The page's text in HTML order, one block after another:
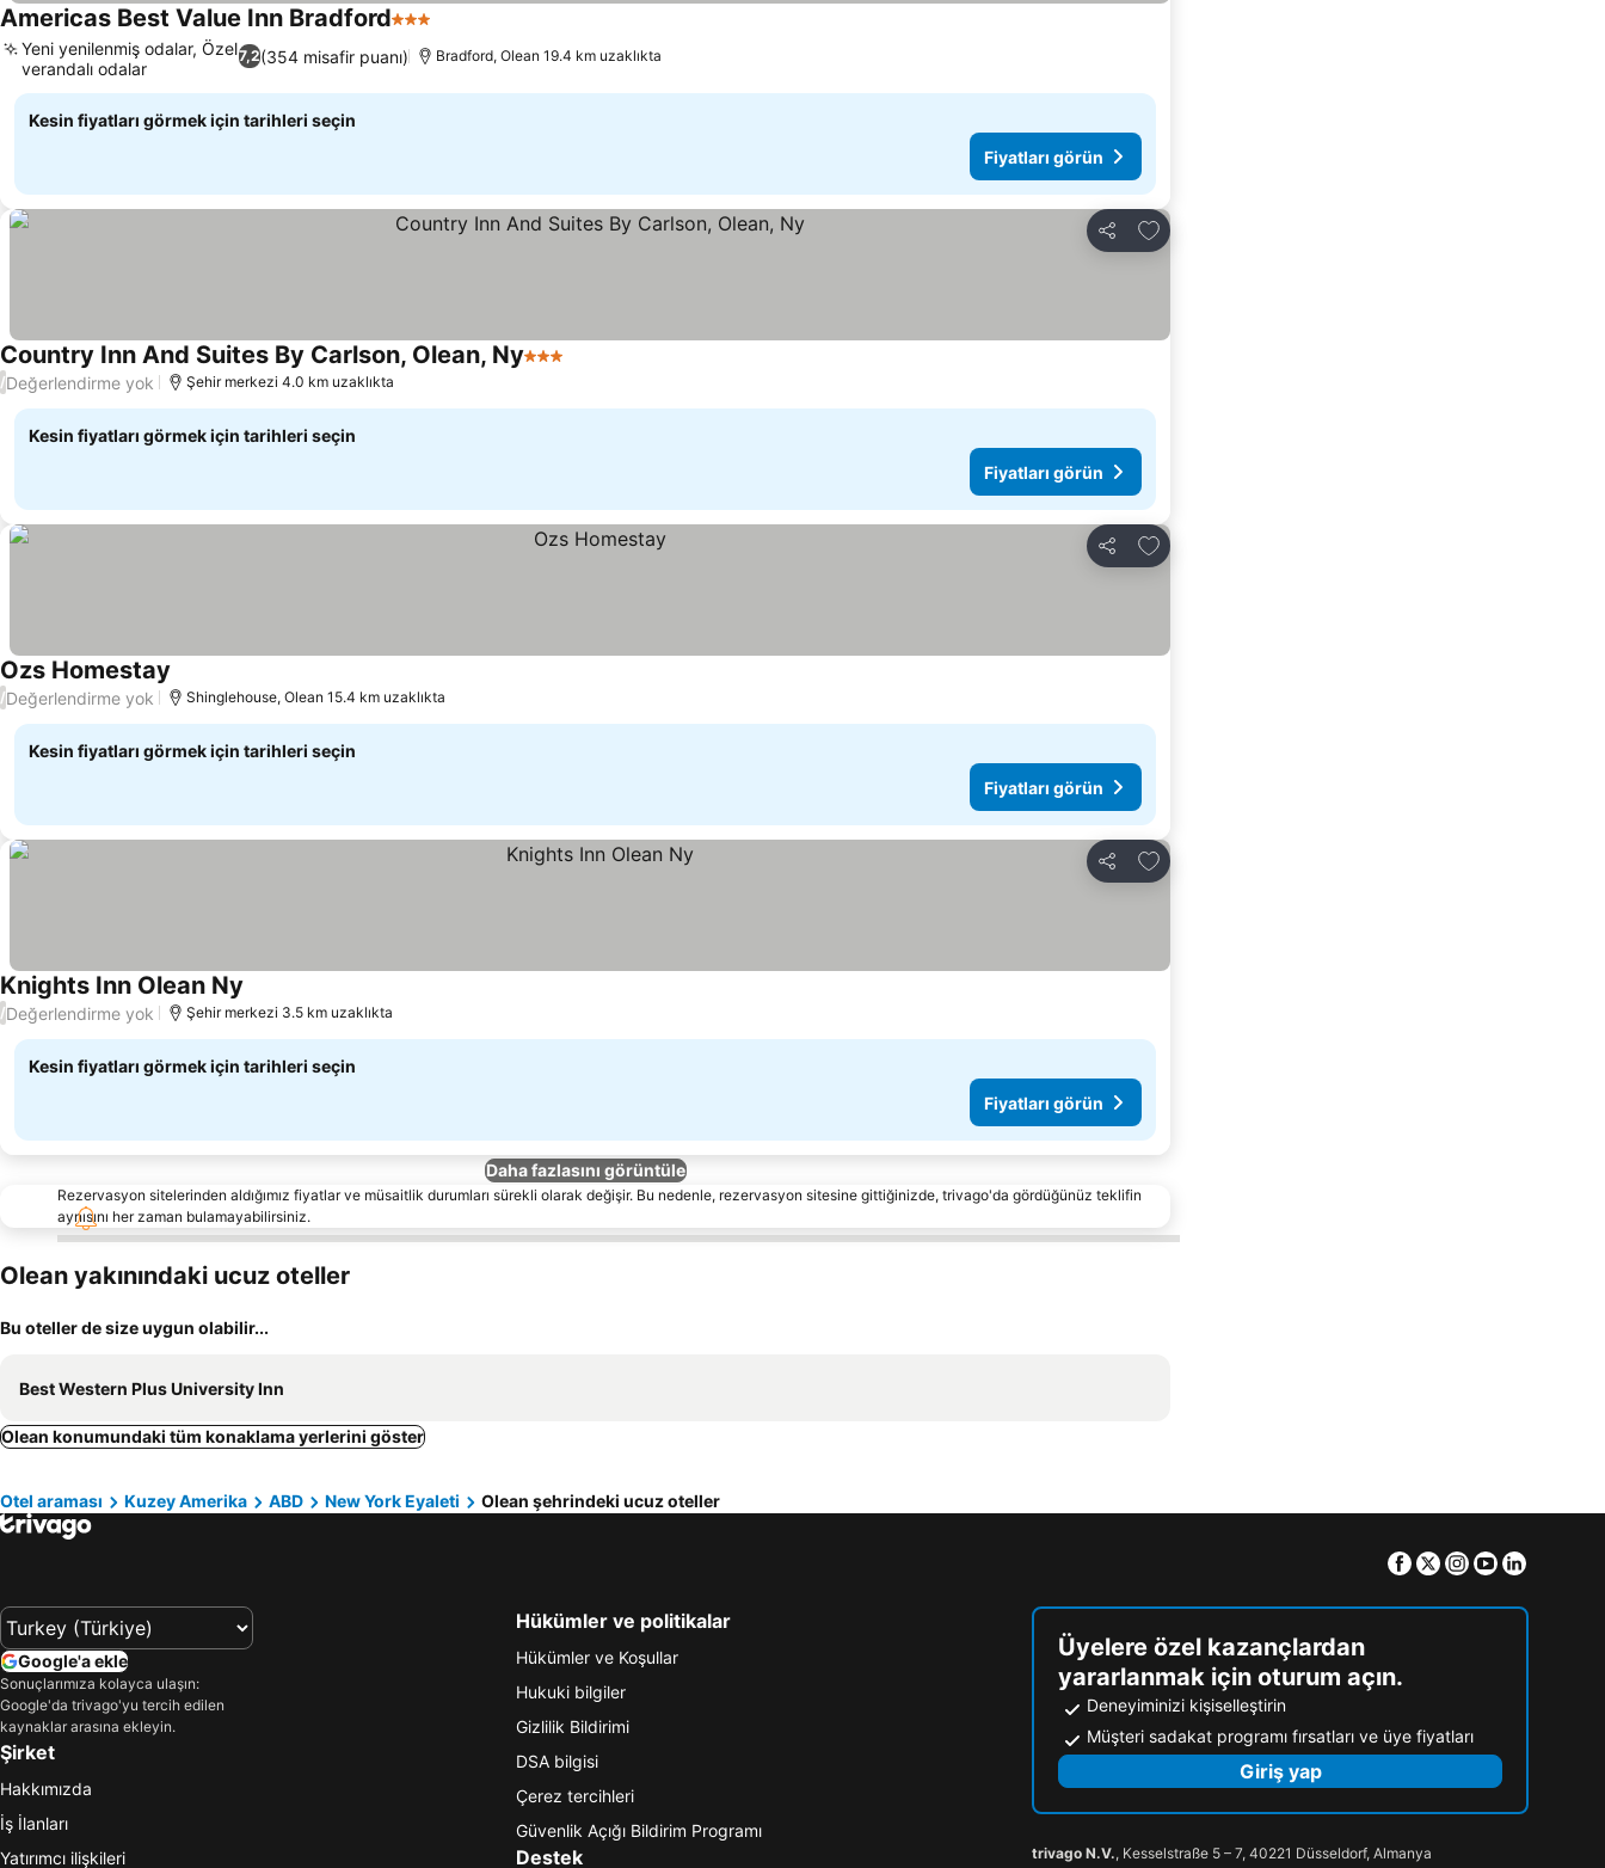
Americas Best Value Inn Bradford3 Yıldız
7,2(354 misafir puanı)
Yeni yenilenmiş odalar, Özel
verandalı odalar
Bradford, Olean 19.4 km uzaklıkta
Kesin fiyatları görmek için tarihleri seçin
Fiyatları görün
Paylaş
Favorilerime ekle
Country Inn And Suites By Carlson, Olean, Ny3 Yıldız
/Değerlendirme yok Şehir merkezi 4.0 km uzaklıkta
Kesin fiyatları görmek için tarihleri seçin
Fiyatları görün
Paylaş
Favorilerime ekle
Ozs Homestay
/Değerlendirme yok Shinglehouse, Olean 15.4 km uzaklıkta
Kesin fiyatları görmek için tarihleri seçin
Fiyatları görün
Paylaş
Favorilerime ekle
Knights Inn Olean Ny
/Değerlendirme yok Şehir merkezi 3.5 km uzaklıkta
Kesin fiyatları görmek için tarihleri seçin
Fiyatları görün
Daha fazlasını görüntüle
Rezervasyon sitelerinden aldığımız fiyatlar ve müsaitlik durumları sürekli olarak değişir. Bu nedenle, rezervasyon sitesine gittiğinizde, trivago'da gördüğünüz teklifin
aynısını her zaman bulamayabilirsiniz.
Olean yakınındaki ucuz oteller
Bu oteller de size uygun olabilir...
Best Western Plus University Inn
Olean konumundaki tüm konaklama yerlerini göster
Otel araması Kuzey Amerika ABD New York Eyaleti Olean şehrindeki ucuz oteller
Facebook
TwitterInstagram
Youtube
Google'a ekle
Sonuçlarımıza kolayca ulaşın:
Google'da trivago'yu tercih edilen
kaynaklar arasına ekleyin.
Şirket
Hakkımızda
İş İlanları
Yatırımcı ilişkileri
Hükümler ve politikalar
Hükümler ve Koşullar
Hukuki bilgiler
Gizlilik Bildirimi
DSA bilgisi
Çerez tercihleri
Güvenlik Açığı Bildirim Programı
Destek
Üyelere özel kazançlardan
yararlanmak için oturum açın.
Deneyiminizi kişiselleştirin
Müşteri sadakat programı fırsatları ve üye fiyatları
Giriş yap
trivago N.V., Kesselstraße 5 – 7, 40221 Düsseldorf, Almanya